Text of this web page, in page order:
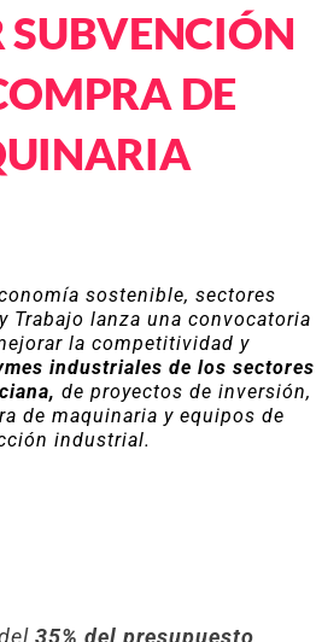
SUBVENCIÓN
DE
sostenible, sectores
Trabajo lanza una convocatoria
la competitividad y
industriales de los sectores
de proyectos de inversión,
de maquinaria y equipos de
industrial.